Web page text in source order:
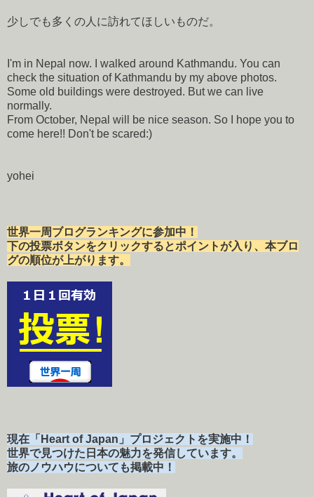
少しでも多くの人に訪れてほしいものだ。
I'm in Nepal now. I walked around Kathmandu. You can
check the situation of Kathmandu by my above photos.
Some old buildings were destroyed. But we can live
normally.
From October, Nepal will be nice season. So I hope you to
come here!! Don't be scared:)
yohei
世界一周ブログランキングに参加中！
下の投票ボタンをクリックするとポイントが入り、本ブロ
グの順位が上がります。
現在「Heart of Japan」プロジェクトを実施中！
世界で見つけた日本の魅力を発信しています。
旅のノウハウについても掲載中！